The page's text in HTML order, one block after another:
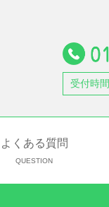
受付時間
よくある質問
QUESTION